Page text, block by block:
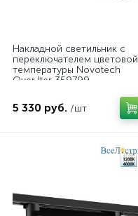
Накладной светильник с
переключателем цветовой
температуры Novotech
Over Iter 359799
5 330 руб. /шт